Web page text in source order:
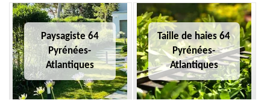
Paysagiste 64
Pyrénées-
Atlantiques
Taille de haies 64
Pyrénées-
Atlantiques